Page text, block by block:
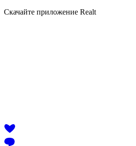
Скачайте приложение Realt